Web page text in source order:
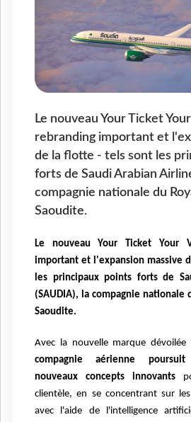
Le nouveau Your Ticket
rebranding important et
de la flotte - tels sont les
forts de Saudi Arabian
compagnie nationale du
Saoudite.
Le nouveau Your Ticket Your
important et l'expansion massive
les principaux points forts de
(SAUDIA), la compagnie nationale
Saoudite.
Avec la nouvelle marque
compagnie aérienne
nouveaux concepts innovants
clientèle, en se concentrant sur
avec l'aide de l'intelligence